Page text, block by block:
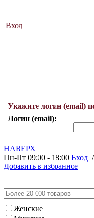
Вход
Укажите логин (email)
Логин (email):
НАВЕРХ
Пн-Пт 09:00 - 18:00 Вход /
Добавить в избранное
Женские